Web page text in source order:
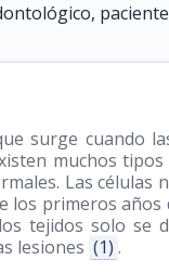
surge cuando
muchos
Las células
los primeros
tejidos solo se
lesiones (1) .